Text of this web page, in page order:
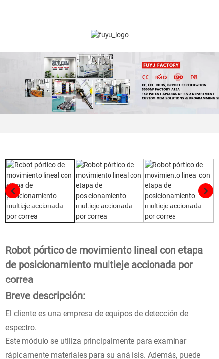
Robot pórtico de movimiento lineal con etapa
de posicionamiento multieje accionada por
correa
Breve descripción:
El cliente es una empresa de equipos de detección de
espectro.
Este módulo se utiliza principalmente para examinar
rápidamente materiales para su análisis. Además, puede